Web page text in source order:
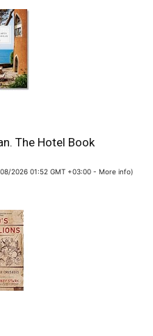
The Hotel Book
2026 01:52 GMT +03:00 - More info)